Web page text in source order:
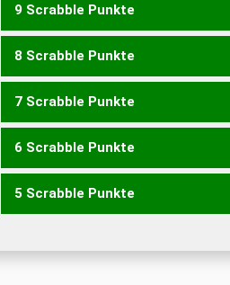
CALF
9 Scrabble Punkte
CLON COLA OLAF
8 Scrabble Punkte
CLAN
7 Scrabble Punkte
ALF FON
6 Scrabble Punkte
ANC FAN
5 Scrabble Punkte